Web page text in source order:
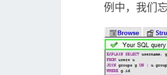
例中，我们